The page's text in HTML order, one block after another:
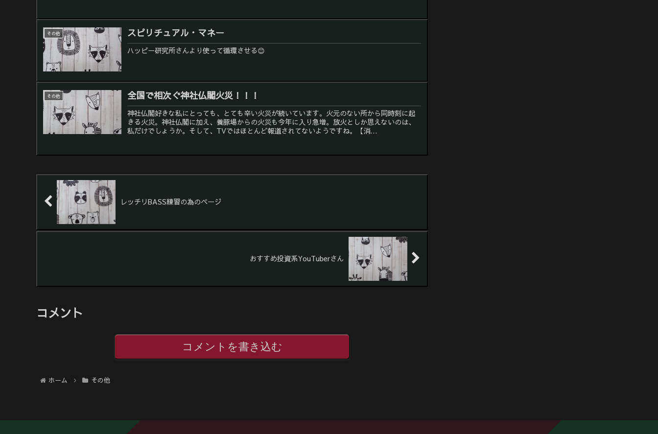
その他 スピリチュアル・マネー
ハッピー研究所さんより使って循環させる😊
その他 全国で相次ぐ神社仏閣火災！！！
神社仏閣好きな私にとっても、とても辛い火災が続いています。火元のない所から同時刻に起
きる火災。神社仏閣に加え、養豚場からの火災も今年に入り急増。放火としか思えないのは、
私だけでしょうか。そして、TVではほとんど報道されてないようですね。【消...
レッチリBASS練習の為のページ
おすすめ投資系YouTuberさん
コメント
コメントを書き込む
ホーム その他